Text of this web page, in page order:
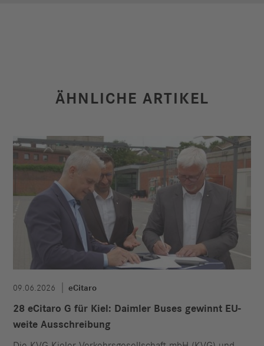
ÄHNLICHE ARTIKEL
09.06.2026 eCitaro
28 eCitaro G für Kiel: Daimler Buses gewinnt EU-
weite Ausschreibung